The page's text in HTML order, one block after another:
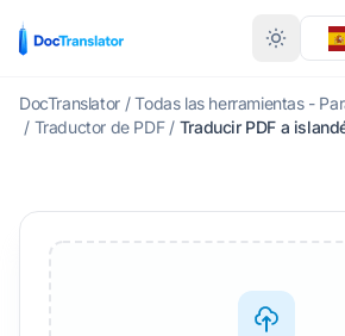
DocTranslator / Todas las herramientas -
/ Traductor de PDF / Traducir PDF a